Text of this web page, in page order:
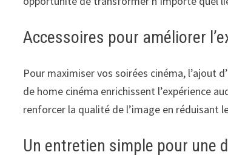
Accessoires pour améliorer
Pour maximiser vos soirées cinéma, l’ajout d’
de home cinéma enrichissent l’expérience
renforcer la qualité de l’image en réduisant
Un entretien simple pour une